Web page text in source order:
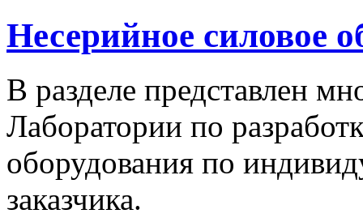
Несерийное силовое
В разделе представлен
Лаборатории по
оборудования по
заказчика.